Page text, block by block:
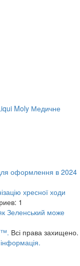
Moly Медичне
оформлення в 2024
хресної ходи
1
Зеленський може
Всі права захищено.